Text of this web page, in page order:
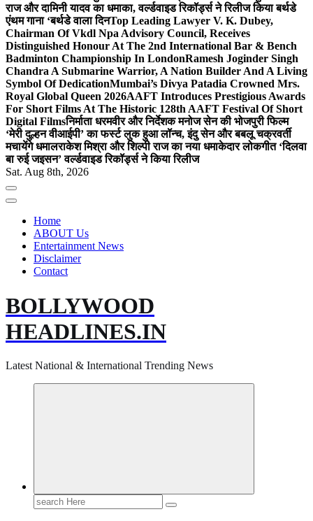
राज और दामिनी यादव का धमाका, वर्ल्डवाइड रिकॉर्ड्स ने रिलीज किया बर्थडे
एंथम गाना ‘बर्थडे वाला दिनTop Leading Lawyer V. K. Dubey,
Chairman Of Vkdl Npa Advisory Council, Receives
Distinguished Honour At The 2nd International Bar & Bench
Badminton Championship In LondonRamesh Joginder Singh
Chandra A Submarine Warrior, A Nation Builder And A Living
Symbol Of DedicationMumbai’s Divya Patadia Crowned Mrs.
Royal Global Queen 2026AAFT Introduces Prestigious Awards
For Short Films At The Historic 128th AAFT Festival Of Short
Digital Filmsनिर्माता धरमवीर और निर्देशक मनोज सेन की भोजपुरी फिल्म
‘मेरी दुल्हन वीआईपी’ का फर्स्ट लुक हुआ लॉन्च, इंदु सेन और बबलू चक्रवर्ती
मचायेंगे धमालराकेश मिश्रा और शिल्पी राज का नया धमाकेदार लोकगीत ‘दिलवा
बा रुई जइसन’ वर्ल्डवाइड रिकॉर्ड्स ने किया रिलीज
Sat. Aug 8th, 2026
Home
ABOUT Us
Entertainment News
Disclaimer
Contact
BOLLYWOOD
HEADLINES.IN
Latest National & International Trending News
Search
for: